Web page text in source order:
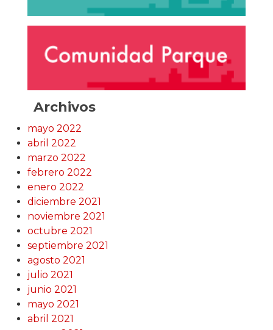
Archivos
mayo 2022
abril 2022
marzo 2022
febrero 2022
enero 2022
diciembre 2021
noviembre 2021
octubre 2021
septiembre 2021
agosto 2021
julio 2021
junio 2021
mayo 2021
abril 2021